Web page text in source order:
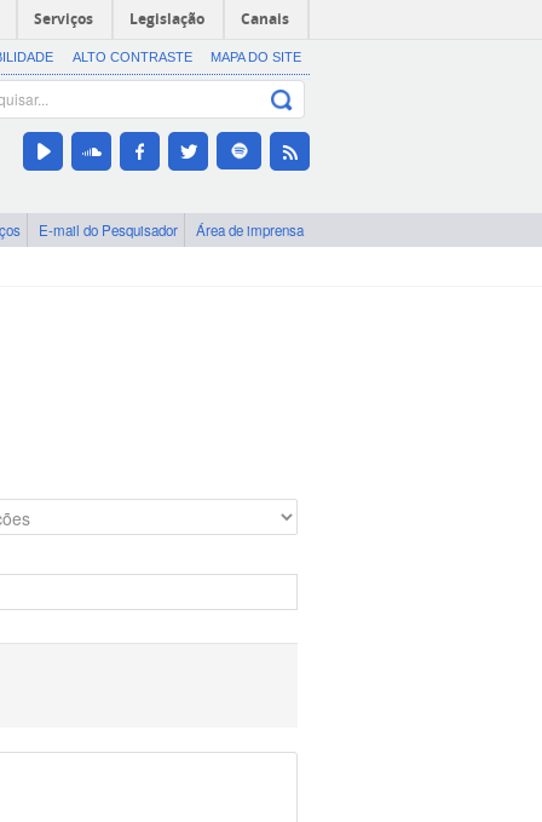
Serviços Legislação Canais
ALTO CONTRASTE MAPA DO SITE
E-mail do Pesquisador Área de imprensa